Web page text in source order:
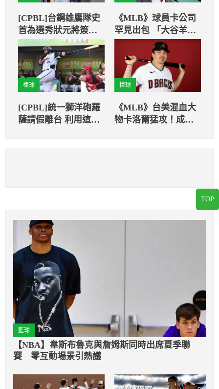
[CPBL]台鋼雄鷹隊史
首為選秀狀元將簽
約 簽約金多少備受
關注
《MLB》球員卡公司
罕見出包 「大谷羊羽
棒球
[CPBL]​​​​​​​統一獅洋砲羅
薩請假離台 利用這段
棒球
《MLB》台美混血大
物卡洛爾猛攻！成功
籃球
【NBA】韋斯布魯克與詹姆斯同時出席夏季聯
賽 零互動場景引熱議
TOP